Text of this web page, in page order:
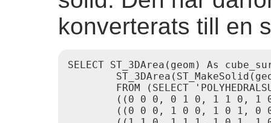
konverterats till en
SELECT ST_3DArea(geom) As
FROM (SELECT
((0 0 0, 0 1 0, 1 1 0, 1
((0 0 0, 1 0 0, 1 0 1, 0